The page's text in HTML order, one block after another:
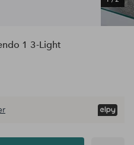
1 3-Light